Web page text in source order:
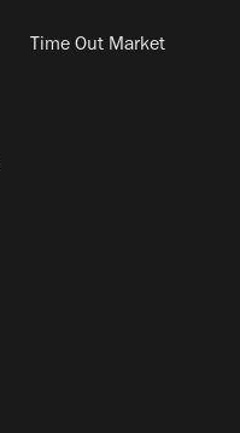
Time Out Market